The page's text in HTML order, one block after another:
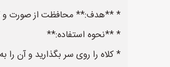
* **هدف:** محافظت از صورت و
* **نحوه استفاده:**
* کلاه را روی سر بگذارید و آن را